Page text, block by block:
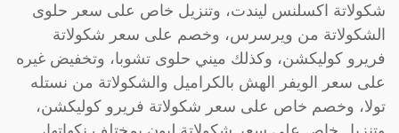
شكولاتة اكسلنس ليندت، وتنزيل خاص على سعر حلوى
الشكولاتة من ويرسرس، وخصم على سعر شكولاتة
فريرو كوليكشن، وكذلك ميني حلوى تشوبا، وتخفيض غيره
على سعر الويفر الهش بالكراميل والشكولاتة من نستله
تولا، وخصم خاص على سعر شكولاتة فريرو كوليكشن،